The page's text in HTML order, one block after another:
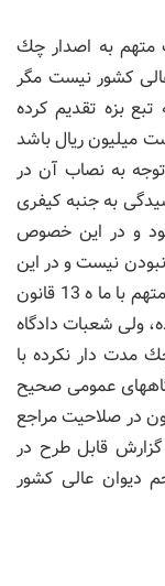
متهم به اصدار چك
كشور نیست مگر
بزه تقدیم كرده
میلیون ریال باشد
به نصاب آن در
به جنبه كیفری
و در این خصوص
نیست و در این
مورد دیوان عالی كشور معتقد است كه اتهام متهم با ما ه 13 قانون
ولی شعبات دادگاه
مدت دار نكرده با
عمومی صحیح
در صلاحیت مراجع
قابل طرح در
دیوان عالی كشور